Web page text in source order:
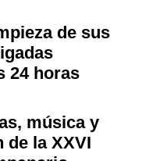
de sus
24 horas
música y
de la XXVI